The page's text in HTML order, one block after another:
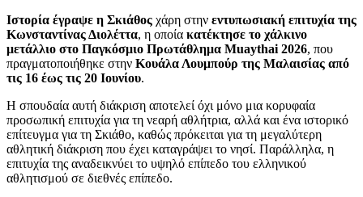
Ιστορία έγραψε η Σκιάθος χάρη στην εντυπωσιακή επιτυχία της
Κωνσταντίνας Διολέττα, η οποία κατέκτησε το χάλκινο
μετάλλιο στο Παγκόσμιο Πρωτάθλημα Muaythai 2026, που
πραγματοποιήθηκε στην Κουάλα Λουμπούρ της Μαλαισίας από
τις 16 έως τις 20 Ιουνίου.
Η σπουδαία αυτή διάκριση αποτελεί όχι μόνο μια κορυφαία
προσωπική επιτυχία για τη νεαρή αθλήτρια, αλλά και ένα ιστορικό
επίτευγμα για τη Σκιάθο, καθώς πρόκειται για τη μεγαλύτερη
αθλητική διάκριση που έχει καταγράψει το νησί. Παράλληλα, η
επιτυχία της αναδεικνύει το υψηλό επίπεδο του ελληνικού
αθλητισμού σε διεθνές επίπεδο.